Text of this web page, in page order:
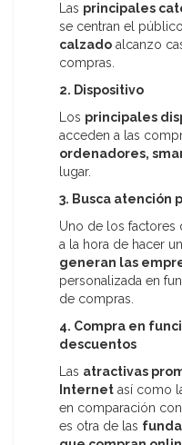
Las principales
se centran el
calzado alcanzo
compras.
2. Dispositivo
Los principales
acceden a las
ordenadores,
lugar.
3. Busca atención
Uno de los factores
a la hora de hacer
generan las
personalizada en
de compras.
4. Compra en
descuentos
Las atractivas
Internet así como
en comparación
es otra de las